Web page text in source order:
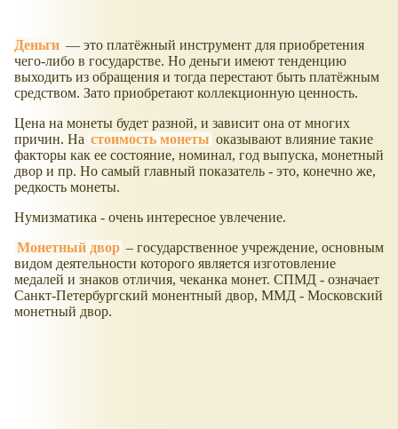
Деньги — это платёжный инструмент для приобретения
чего-либо в государстве. Но деньги имеют тенденцию
выходить из обращения и тогда перестают быть платёжным
средством. Зато приобретают коллекционную ценность.
Цена на монеты будет разной, и зависит она от многих
причин. На стоимость монеты оказывают влияние такие
факторы как ее состояние, номинал, год выпуска, монетный
двор и пр. Но самый главный показатель - это, конечно же,
редкость монеты.
Нумизматика - очень интересное увлечение.
Монетный двор – государственное учреждение, основным
видом деятельности которого является изготовление
медалей и знаков отличия, чеканка монет. СПМД - означает
Санкт-Петербургский монентный двор, ММД - Московский
монетный двор.